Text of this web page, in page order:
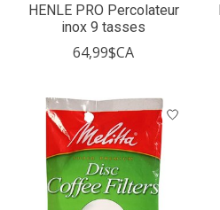
HENLE PRO Percolateur
inox 9 tasses
64,99$CA